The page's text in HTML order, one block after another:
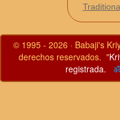
© 1995 - 2026 · Babaji's
derechos reservados. "
registrada.